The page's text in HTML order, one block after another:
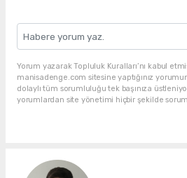
Yorum yazarak Topluluk Kuralları’nı kabul
manisadenge.com sitesine yaptığınız
dolaylı tüm sorumluluğu tek başınıza
yorumlardan site yönetimi hiçbir şekilde